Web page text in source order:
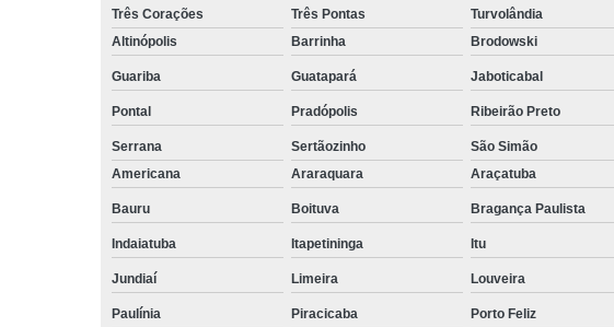
Três Corações Três Pontas Turvolândia
Altinópolis
Barrinha Brodowski
Guariba Guatapará Jaboticabal
Pontal Pradópolis Ribeirão Preto
Serrana Sertãozinho São Simão
Americana
Araraquara Araçatuba
Bauru Boituva Bragança Paulista
Indaiatuba Itapetininga Itu
Jundiaí Limeira Louveira
Paulínia Piracicaba Porto Feliz